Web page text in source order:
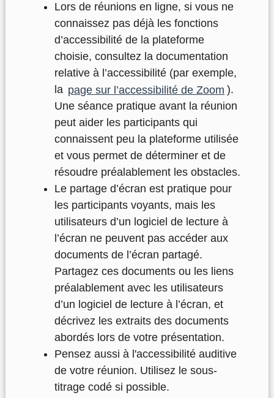
Lors de réunions en ligne, si vous ne
connaissez pas déjà les fonctions
d’accessibilité de la plateforme
choisie, consultez la documentation
relative à l’accessibilité (par exemple,
la page sur l’accessibilité de Zoom ).
Une séance pratique avant la réunion
peut aider les participants qui
connaissent peu la plateforme utilisée
et vous permet de déterminer et de
résoudre préalablement les obstacles.
Le partage d’écran est pratique pour
les participants voyants, mais les
utilisateurs d’un logiciel de lecture à
l’écran ne peuvent pas accéder aux
documents de l’écran partagé.
Partagez ces documents ou les liens
préalablement avec les utilisateurs
d’un logiciel de lecture à l’écran, et
décrivez les extraits des documents
abordés lors de votre présentation.
Pensez aussi à l'accessibilité auditive
de votre réunion. Utilisez le sous-
titrage codé si possible.